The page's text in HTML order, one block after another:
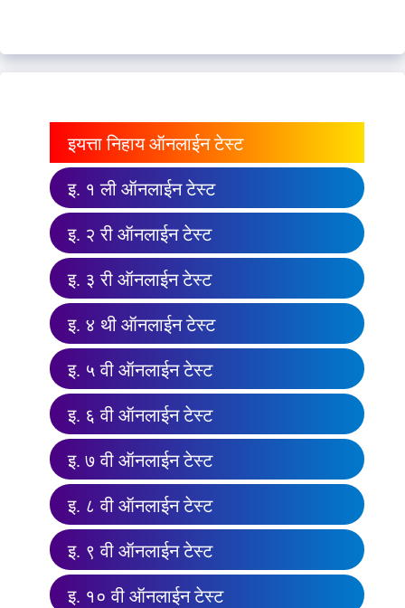
इयत्ता निहाय ऑनलाईन टेस्ट
इ. १ ली ऑनलाईन टेस्ट
इ. २ री ऑनलाईन टेस्ट
इ. ३ री ऑनलाईन टेस्ट
इ. ४ थी ऑनलाईन टेस्ट
इ. ५ वी ऑनलाईन टेस्ट
इ. ६ वी ऑनलाईन टेस्ट
इ. ७ वी ऑनलाईन टेस्ट
इ. ८ वी ऑनलाईन टेस्ट
इ. ९ वी ऑनलाईन टेस्ट
इ. १० वी ऑनलाईन टेस्ट